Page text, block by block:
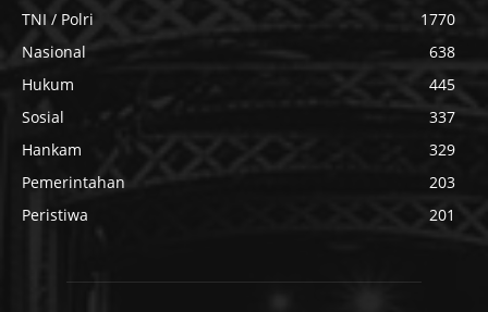
TNI / Polri
1770
Nasional
638
Hukum
445
Sosial
337
Hankam
329
Pemerintahan
203
Peristiwa
201